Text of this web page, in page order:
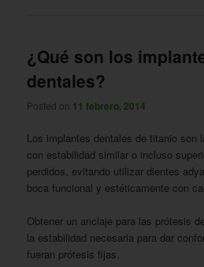
¿Qué son los
dentales?
Posted on 11 febrero, 2014
Los implantes dentales de titanio son
con estabilidad similar o incluso
perdidos, evitando utilizar dientes
boca funcional y estéticamente con
Obtener un anclaje para las prótesis
la estabilidad necesaria para dar
fueran prótesis fijas.